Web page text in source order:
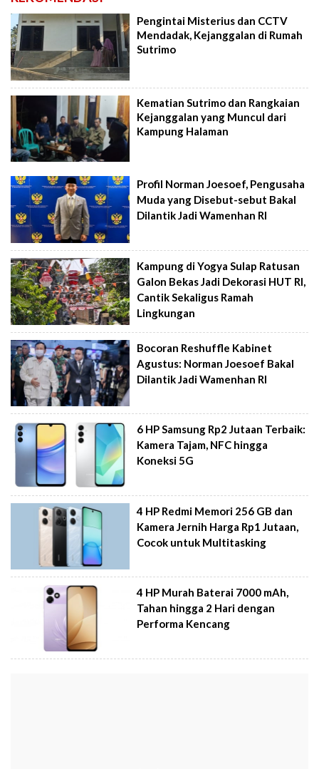
Pengintai Misterius dan CCTV
Mendadak, Kejanggalan di Rumah
Sutrimo
Kematian Sutrimo dan Rangkaian
Kejanggalan yang Muncul dari
Kampung Halaman
Profil Norman Joesoef, Pengusaha
Muda yang Disebut-sebut Bakal
Dilantik Jadi Wamenhan RI
Kampung di Yogya Sulap Ratusan
Galon Bekas Jadi Dekorasi HUT RI,
Cantik Sekaligus Ramah
Lingkungan
Bocoran Reshuffle Kabinet
Agustus: Norman Joesoef Bakal
Dilantik Jadi Wamenhan RI
6 HP Samsung Rp2 Jutaan Terbaik:
Kamera Tajam, NFC hingga
Koneksi 5G
4 HP Redmi Memori 256 GB dan
Kamera Jernih Harga Rp1 Jutaan,
Cocok untuk Multitasking
4 HP Murah Baterai 7000 mAh,
Tahan hingga 2 Hari dengan
Performa Kencang